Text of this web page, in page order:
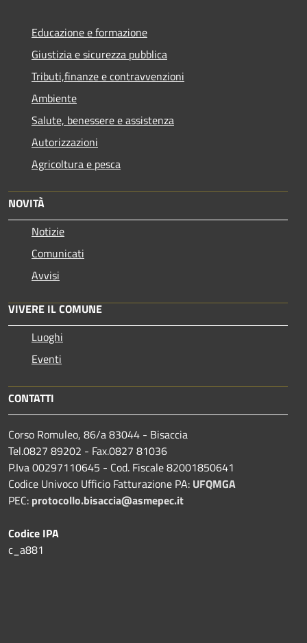
Educazione e formazione
Giustizia e sicurezza pubblica
Tributi,finanze e contravvenzioni
Ambiente
Salute, benessere e assistenza
Autorizzazioni
Agricoltura e pesca
NOVITÀ
Notizie
Comunicati
Avvisi
VIVERE IL COMUNE
Luoghi
Eventi
CONTATTI
Corso Romuleo, 86/a 83044 - Bisaccia
Tel.0827 89202 - Fax.0827 81036
P.Iva 00297110645 - Cod. Fiscale 82001850641
Codice Univoco Ufficio Fatturazione PA: UFQMGA
PEC: protocollo.bisaccia@asmepec.it
Codice IPA
c_a881